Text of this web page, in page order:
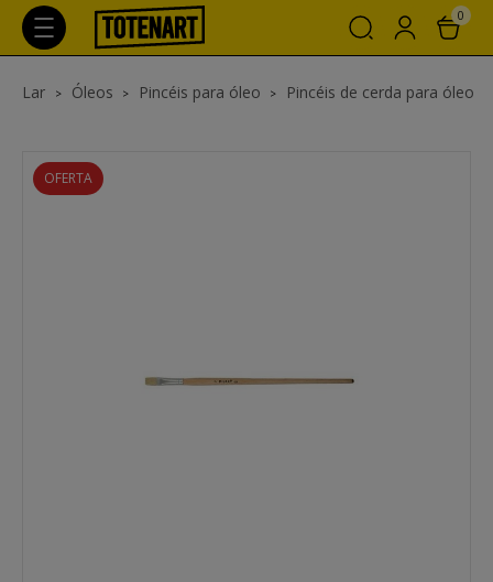
0
Lar Óleos Pincéis para óleo Pincéis de cerda para óleo
OFERTA